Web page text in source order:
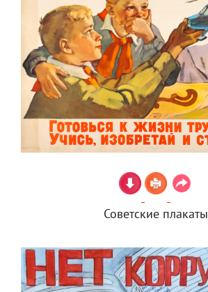
Советские плакаты